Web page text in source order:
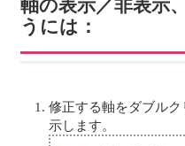
軸の表示／非表示
うには：
修正する軸をダブルク
示します。